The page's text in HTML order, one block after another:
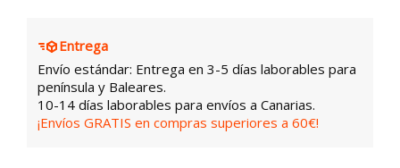
Entrega
Envío estándar: Entrega en 3-5 días laborables para
península y Baleares.
10-14 días laborables para envíos a Canarias.
¡Envíos GRATIS en compras superiores a 60€!